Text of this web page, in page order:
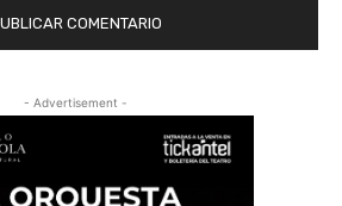
- Advertisement -